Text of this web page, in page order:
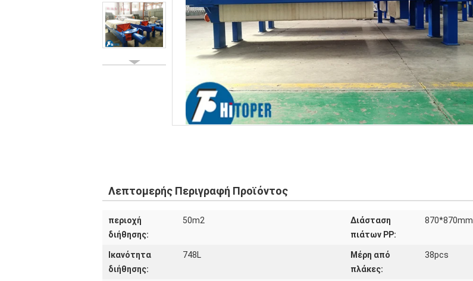
Λεπτομερής Περιγραφή Προϊόντος
περιοχή
διήθησης:
50m2
Διάσταση
πιάτων PP:
870*870mm
Ικανότητα
διήθησης:
748L
Μέρη από
πλάκες:
38pcs